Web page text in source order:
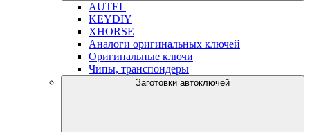
AUTEL
KEYDIY
XHORSE
Аналоги оригинальных ключей
Оригинальные ключи
Чипы, транспондеры
Заготовки автоключей